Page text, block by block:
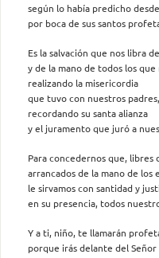
según lo había predicho
por boca de sus santos
Es la salvación que nos libra
y de la mano de todos los que
realizando la misericordia
que tuvo con nuestros padres,
recordando su santa alianza
y el juramento que juró a
Para concedernos que, libres
arrancados de la mano de los
le sirvamos con santidad y
en su presencia, todos
Y a ti, niño, te llamarán
porque irás delante del Señor